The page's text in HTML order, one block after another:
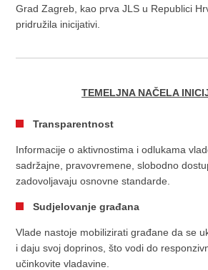
Grad Zagreb, kao prva JLS u Republici
pridružila inicijativi.
TEMELJNA NAČELA
Transparentnost
Informacije o aktivnostima i odlukama
sadržajne, pravovremene, slobodno
zadovoljavaju osnovne standarde.
Sudjelovanje građana
Vlade nastoje mobilizirati građane da se
i daju svoj doprinos, što vodi do
učinkovite vladavine.